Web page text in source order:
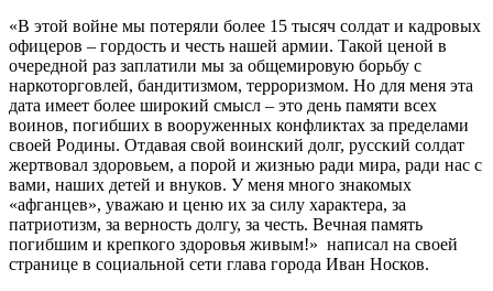
«В этой войне мы потеряли более 15 тысяч солдат и кадровых
офицеров – гордость и честь нашей армии. Такой ценой в
очередной раз заплатили мы за общемировую борьбу с
наркоторговлей, бандитизмом, терроризмом. Но для меня эта
дата имеет более широкий смысл – это день памяти всех
воинов, погибших в вооруженных конфликтах за пределами
своей Родины. Отдавая свой воинский долг, русский солдат
жертвовал здоровьем, а порой и жизнью ради мира, ради нас с
вами, наших детей и внуков. У меня много знакомых
«афганцев», уважаю и ценю их за силу характера, за
патриотизм, за верность долгу, за честь. Вечная память
погибшим и крепкого здоровья живым!» ­ написал на своей
странице в социальной сети глава города Иван Носков.